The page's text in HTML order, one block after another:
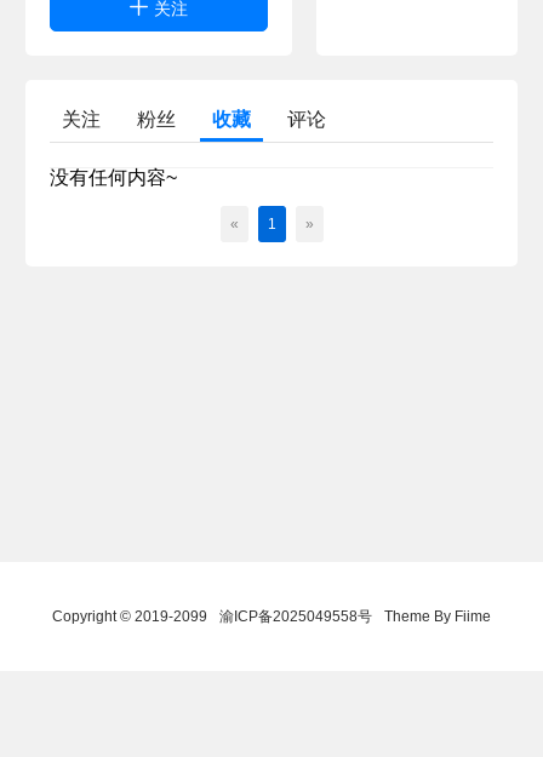
关注
关注 粉丝 收藏 评论
没有任何内容~
« 1 »
Copyright © 2019-2099 渝ICP备2025049558号 Theme By Fiime